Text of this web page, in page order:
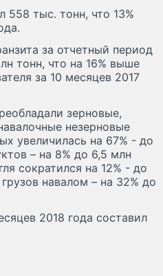
558 тыс. тонн, что 13%
за отчетный период
тонн, что на 16% выше
за 10 месяцев 2017
зерновые,
незерновые
увеличилась на 67% - до
– на 8% до 6,5 млн
сократился на 12% - до
навалом – на 32% до
2018 года составил